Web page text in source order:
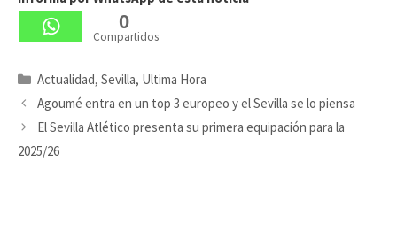
0
Compartidos
Categorías
Actualidad, Sevilla, Ultima Hora
Agoumé entra en un top 3 europeo y el Sevilla se lo piensa
El Sevilla Atlético presenta su primera equipación para la
2025/26